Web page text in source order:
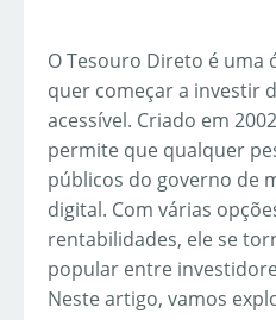
O Tesouro Direto é uma
quer começar a investir
acessível. Criado em
permite que qualquer
públicos do governo de
digital. Com várias
rentabilidades, ele se
popular entre
Neste artigo, vamos